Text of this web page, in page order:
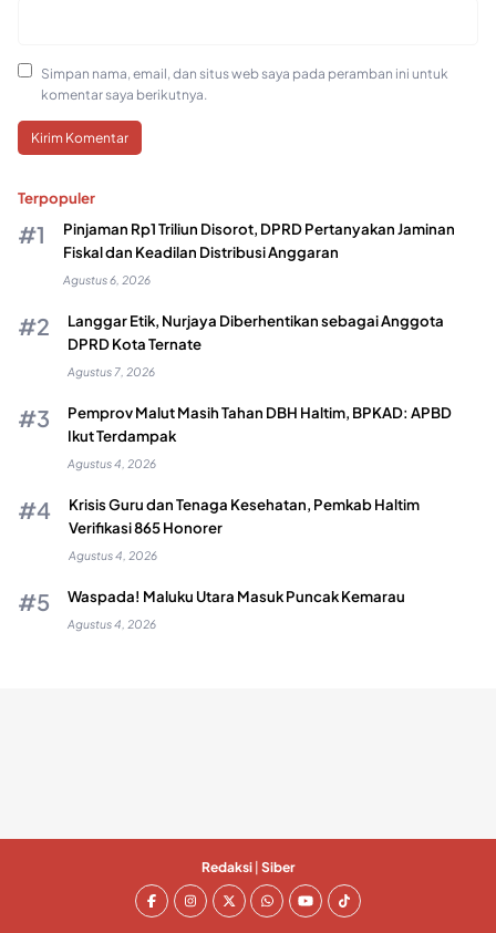
Simpan nama, email, dan situs web saya pada peramban ini untuk
komentar saya berikutnya.
Terpopuler
Pinjaman Rp1 Triliun Disorot, DPRD Pertanyakan Jaminan
Fiskal dan Keadilan Distribusi Anggaran
Agustus 6, 2026
Langgar Etik, Nurjaya Diberhentikan sebagai Anggota
DPRD Kota Ternate
Agustus 7, 2026
Pemprov Malut Masih Tahan DBH Haltim, BPKAD: APBD
Ikut Terdampak
Agustus 4, 2026
Krisis Guru dan Tenaga Kesehatan, Pemkab Haltim
Verifikasi 865 Honorer
Agustus 4, 2026
Waspada! Maluku Utara Masuk Puncak Kemarau
Agustus 4, 2026
Redaksi Siber